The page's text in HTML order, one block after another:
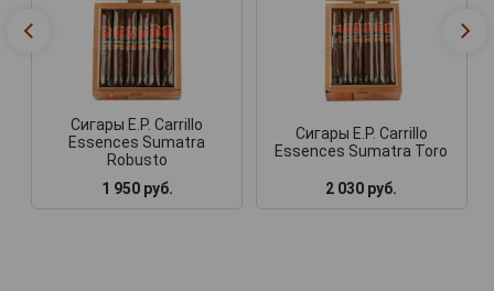
Сигары E.P. Carrillo
Essences Sumatra
Robusto
1 950 руб.
Сигары E.P. Carrillo
Essences Sumatra Toro
2 030 руб.